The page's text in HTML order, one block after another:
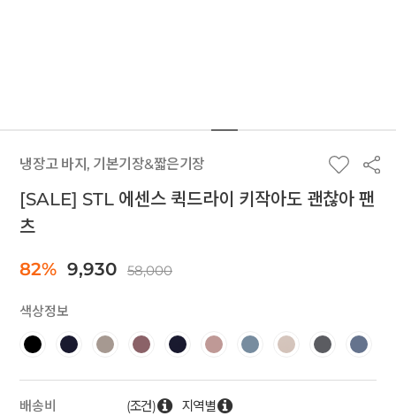
냉장고 바지, 기본기장&짧은기장
[SALE] STL 에센스 퀵드라이 키작아도 괜찮아 팬
츠
82% 9,930 58,000
색상정보
배송비 (조건) 지역별